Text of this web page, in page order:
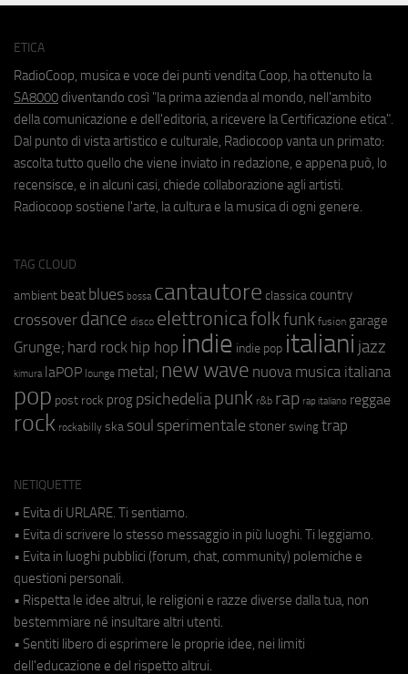
ETICA
RadioCoop, musica e voce dei punti vendita Coop, ha ottenuto la
SA8000 diventando così "la prima azienda al mondo, nell'ambito
della comunicazione e dell'editoria, a ricevere la Certificazione etica".
Dal punto di vista artistico e culturale, Radiocoop vanta un primato:
ascolta tutto quello che viene inviato in redazione, e appena può, lo
recensisce, e in alcuni casi, chiede collaborazione agli artisti.
Radiocoop sostiene l'arte, la cultura e la musica di ogni genere.
TAG CLOUD
ambient beat blues bossa cantautore classica country
crossover dance disco elettronicafolkfunk fusion garage
Grunge; hard rock hip hop indie indie pop italiani jazz
kimura laPOP lounge metal; new wave nuova musica italiana
pop post rock prog psichedeliapunk r&b rap rap italiano reggae
rock rockabilly ska soul sperimentale stoner swing trap
NETIQUETTE
• Evita di URLARE. Ti sentiamo.
• Evita di scrivere lo stesso messaggio in più luoghi. Ti leggiamo.
• Evita in luoghi pubblici (forum, chat, community) polemiche e
questioni personali.
• Rispetta le idee altrui, le religioni e razze diverse dalla tua, non
bestemmiare né insultare altri utenti.
• Sentiti libero di esprimere le proprie idee, nei limiti
dell'educazione e del rispetto altrui.